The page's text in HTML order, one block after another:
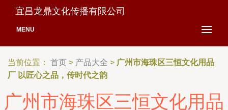
宜昌龙鼎文化传播有限公司
MENU
当前位置： 首页 > 产品大全 > 广州市海珠区三恒文化用品
厂 以匠心之品，传时代之韵
广州市海珠区三恒文化用品